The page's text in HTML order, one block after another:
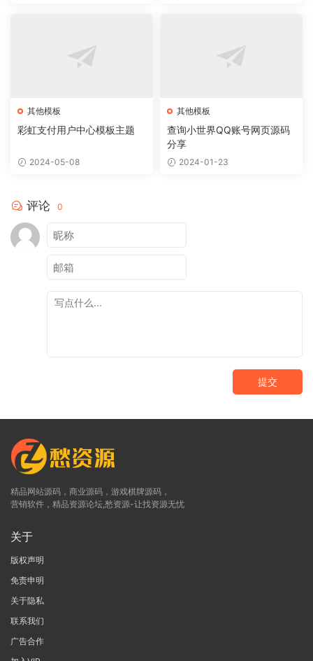
其他模板
彩虹支付用户中心模板主题
2024-05-08
其他模板
查询小世界QQ账号网页源码
分享
2024-01-23
评论 0
提交
精品网站源码，商业源码，游戏棋牌源码，
营销软件，精品资源论坛,愁资源-让找资源无忧
关于
版权声明
免责申明
关于隐私
联系我们
广告合作